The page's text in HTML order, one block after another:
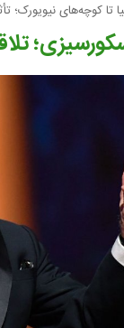
تا کوچه‌های